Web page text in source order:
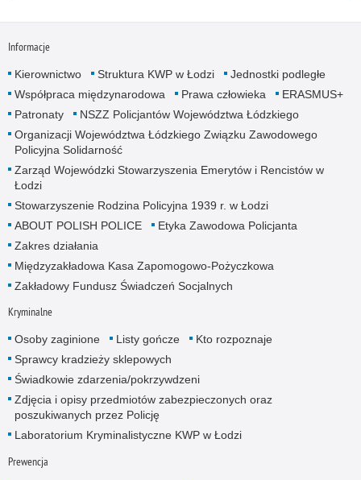
Informacje
Kierownictwo Struktura KWP w Łodzi
Jednostki podległe
Współpraca międzynarodowa
Prawa człowieka
ERASMUS+
Patronaty
NSZZ Policjantów Województwa Łódzkiego
Organizacji Województwa Łódzkiego Związku Zawodowego
Policyjna Solidarność
Zarząd Wojewódzki Stowarzyszenia Emerytów i Rencistów w
Łodzi
Stowarzyszenie Rodzina Policyjna 1939 r. w Łodzi
ABOUT POLISH POLICE
Etyka Zawodowa Policjanta
Zakres działania
Międzyzakładowa Kasa Zapomogowo-Pożyczkowa
Zakładowy Fundusz Świadczeń Socjalnych
Kryminalne
Osoby zaginione Listy gończe
Kto rozpoznaje
Sprawcy kradzieży sklepowych
Świadkowie zdarzenia/pokrzywdzeni
Zdjęcia i opisy przedmiotów zabezpieczonych oraz
poszukiwanych przez Policję
Laboratorium Kryminalistyczne KWP w Łodzi
Prewencja